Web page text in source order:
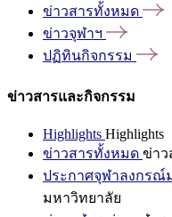
ข่าวสารทั้งหมด
ข่าวจุฬาฯ
ปฏิทินกิจกรรม
ข่าวสารและกิจกรรม
Highlights Highlights
ข่าวสารทั้งหมด ข่าว
ประกาศจุฬาลงกรณ์
มหาวิทยาลัย